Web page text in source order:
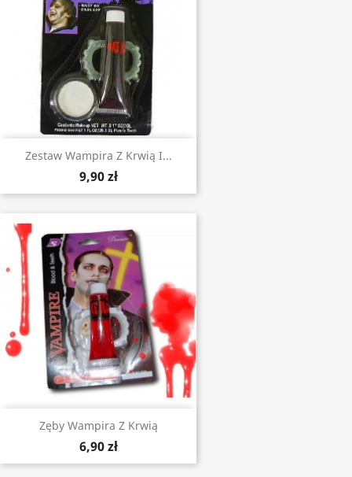
Zestaw Wampira Z Krwią I...
9,90 zł
Zęby Wampira Z Krwią
6,90 zł